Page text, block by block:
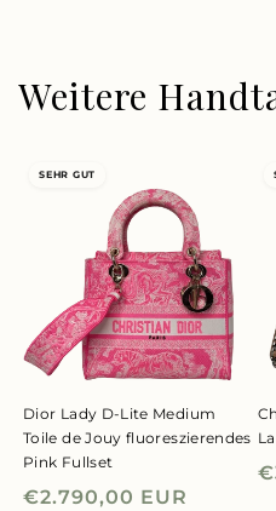
Weitere
SEHR GUT
Dior Lady D-Lite Medium
Toile de Jouy fluoreszierendes
Pink Fullset
Normaler
€2.790,00 EUR